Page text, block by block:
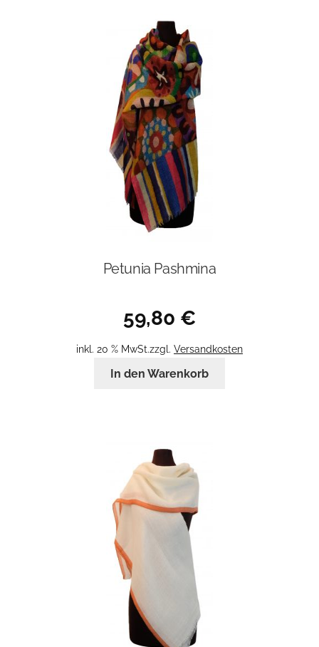
Petunia Pashmina
59,80 €
inkl. 20 % MwSt.zzgl. Versandkosten
In den Warenkorb